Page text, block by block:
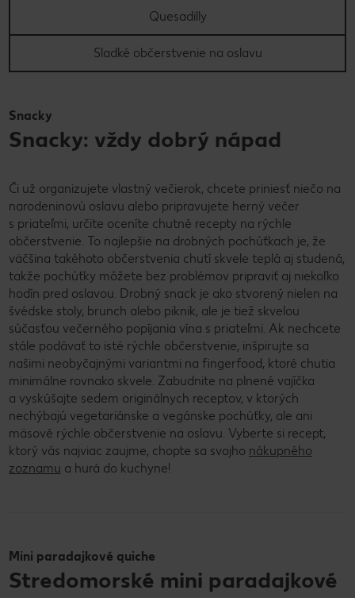
Quesadilly
Sladké občerstvenie na oslavu
Snacky
Snacky: vždy dobrý nápad
Či už organizujete vlastný večierok, chcete priniesť niečo na
narodeninovú oslavu alebo pripravujete herný večer
s priateľmi, určite oceníte chutné recepty na rýchle
občerstvenie. To najlepšie na drobných pochúťkach je, že
väčšina takéhoto občerstvenia chutí skvele teplá aj studená,
takže pochúťky môžete bez problémov pripraviť aj niekoľko
hodín pred oslavou. Drobný snack je ako stvorený nielen na
švédske stoly, brunch alebo piknik, ale je tiež skvelou
súčasťou večerného popíjania vína s priateľmi. Ak nechcete
stále podávať to isté rýchle občerstvenie, inšpirujte sa
našimi neobyčajnými variantmi na fingerfood, ktoré chutia
minimálne rovnako skvele. Zabudnite na plnené vajíčka
a vyskúšajte sedem originálnych receptov, v ktorých
nechýbajú vegetariánske a vegánske pochúťky, ale ani
mäsové rýchle občerstvenie na oslavu. Vyberte si recept,
ktorý vás najviac zaujme, chopte sa svojho nákupného
zoznamu a hurá do kuchyne!
Mini paradajkové quiche
Stredomorské mini paradajkové